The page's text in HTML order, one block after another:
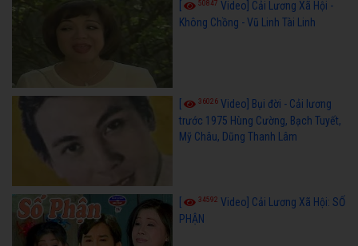
50847 Video] Cải Lương Xã Hội -
Không Chồng - Vũ Linh Tài Linh
36026 Video] Bụi đời - Cải lương
trước 1975 Hùng Cường, Bạch Tuyết,
Mỹ Châu, Dũng Thanh Lâm
34592 Video] Cải Lương Xã Hội: SỐ
PHẬN